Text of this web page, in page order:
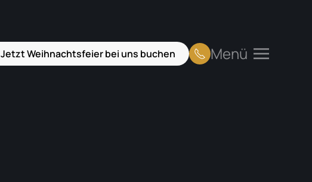
Jetzt Weihnachtsfeier bei uns buchen
Menü